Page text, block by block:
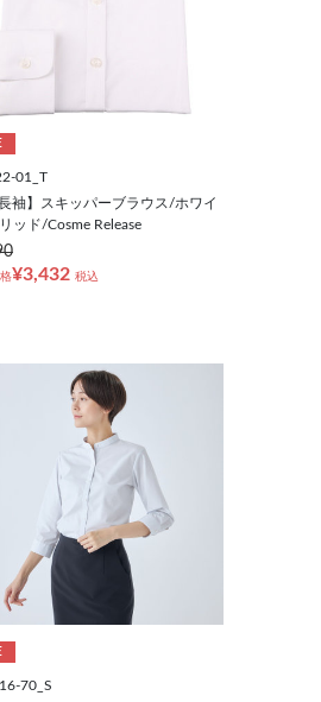
01_T
長袖】スキッパーブラウス/ホワイ
ッド/Cosme Release
¥3,432 税込
70_S